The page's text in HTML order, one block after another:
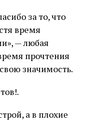
за то, что
время
— любая
прочтения
значимость.
а в плохие